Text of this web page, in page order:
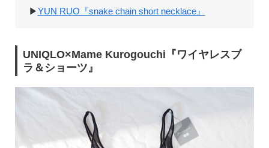
▶︎YUN RUO『snake chain short necklace』
UNIQLO×Mame Kurogouchi『ワイヤレスブ
ラ＆ショーツ』